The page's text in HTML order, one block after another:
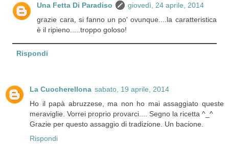
Una Fetta Di Paradiso
giovedì, 24 aprile, 2014
grazie cara, si fanno un po' ovunque....la caratteristica
è il ripieno.....troppo goloso!
Rispondi
La Cuocherellona sabato, 19 aprile, 2014
Ho il papà abruzzese, ma non ho mai assaggiato queste
meraviglie. Vorrei proprio provarci.... Segno la ricetta ^_^
Grazie per questo assaggio di tradizione. Un bacione.
Rispondi